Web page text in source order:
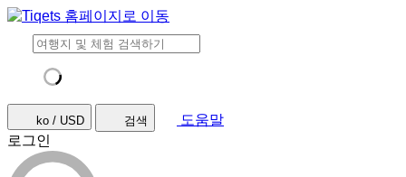
ko / USD 검색
도움말
로그인